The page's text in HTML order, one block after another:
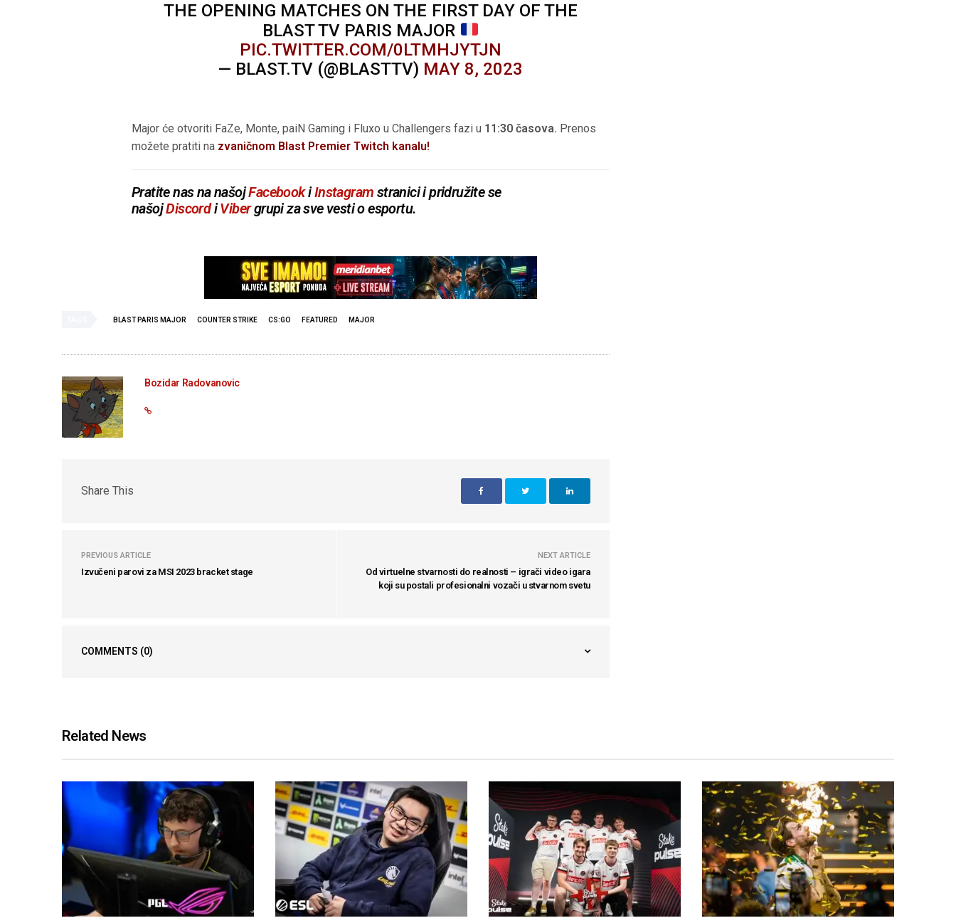
THE OPENING MATCHES ON THE FIRST DAY OF THE
BLAST TV PARIS MAJOR
PIC.TWITTER.COM/0LTMHJYTJN
— BLAST.TV (@BLASTTV) MAY 8, 2023
Major će otvoriti FaZe, Monte, paiN Gaming i Fluxo u Challengers fazi u 11:30 časova. Prenos
možete pratiti na zvaničnom Blast Premier Twitch kanalu!
Pratite nas na našojFacebookiInstagram stranici i pridružite se
našojDiscordiVibergrupi za sve vesti o esportu.
BLAST PARIS MAJOR COUNTER STRIKE CS:GO FEATURED MAJOR
Bozidar Radovanovic
Share This
PREVIOUS ARTICLE
Izvučeni parovi za MSI 2023 bracket stage
NEXT ARTICLE
Od virtuelne stvarnosti do realnosti – igrači video igara
koji su postali profesionalni vozači u stvarnom svetu
COMMENTS (0)
Related News